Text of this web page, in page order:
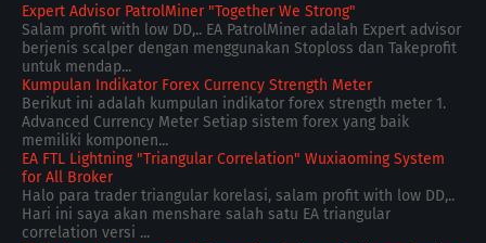
Expert Advisor PatrolMiner "Together We Strong"
Salam profit with low DD,.. EA PatrolMiner adalah Expert advisor
berjenis scalper dengan menggunakan Stoploss dan Takeprofit
untuk mendap...
Kumpulan Indikator Forex Currency Strength Meter
Berikut ini adalah kumpulan indikator forex strength meter 1.
Advanced Currency Meter Setiap sistem forex yang baik
memiliki komponen...
EA FTL Lightning "Triangular Correlation" Wuxiaoming System
for All Broker
Halo para trader triangular korelasi, salam profit with low DD,..
Hari ini saya akan menshare salah satu EA triangular
correlation versi ...